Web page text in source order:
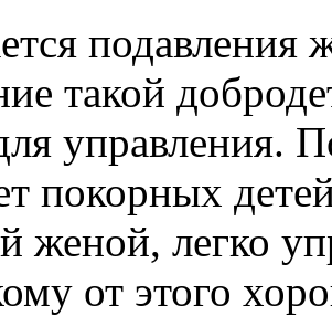
подавления
такой
управления.
покорных
женой, легко
от этого